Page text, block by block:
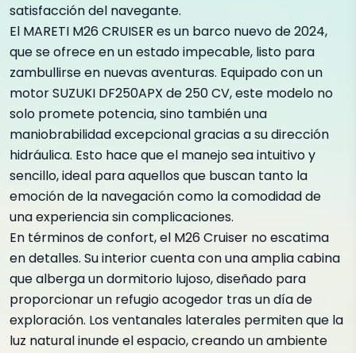
satisfacción del navegante.
El MARETI M26 CRUISER es un barco nuevo de 2024,
que se ofrece en un estado impecable, listo para
zambullirse en nuevas aventuras. Equipado con un
motor SUZUKI DF250APX de 250 CV, este modelo no
solo promete potencia, sino también una
maniobrabilidad excepcional gracias a su dirección
hidráulica. Esto hace que el manejo sea intuitivo y
sencillo, ideal para aquellos que buscan tanto la
emoción de la navegación como la comodidad de
una experiencia sin complicaciones.
En términos de confort, el M26 Cruiser no escatima
en detalles. Su interior cuenta con una amplia cabina
que alberga un dormitorio lujoso, diseñado para
proporcionar un refugio acogedor tras un día de
exploración. Los ventanales laterales permiten que la
luz natural inunde el espacio, creando un ambiente